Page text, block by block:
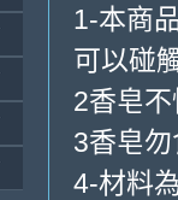
1-本商
可以碰
2香皂
3香皂
4-材料